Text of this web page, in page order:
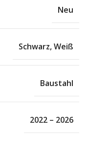
Neu
Schwarz,Weiß
Baustahl
2022 – 2026